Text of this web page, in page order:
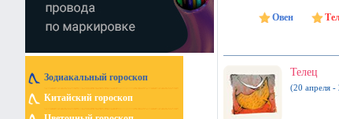
Зодиакальный гороскоп
Китайский гороскоп
Овен
Телец
(20 апреля -